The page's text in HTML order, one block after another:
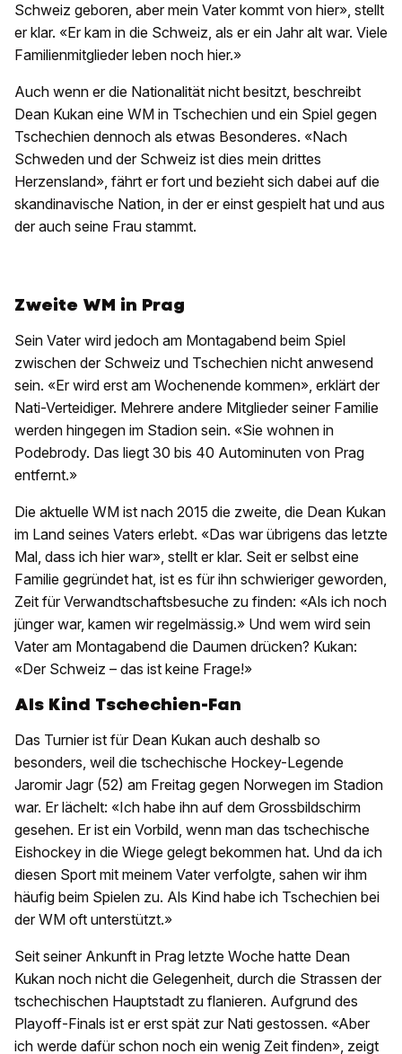
Schweiz geboren, aber mein Vater kommt von hier», stellt
er klar. «Er kam in die Schweiz, als er ein Jahr alt war. Viele
Familienmitglieder leben noch hier.»
Auch wenn er die Nationalität nicht besitzt, beschreibt
Dean Kukan eine WM in Tschechien und ein Spiel gegen
Tschechien dennoch als etwas Besonderes. «Nach
Schweden und der Schweiz ist dies mein drittes
Herzensland», fährt er fort und bezieht sich dabei auf die
skandinavische Nation, in der er einst gespielt hat und aus
der auch seine Frau stammt.
Zweite WM in Prag
Sein Vater wird jedoch am Montagabend beim Spiel
zwischen der Schweiz und Tschechien nicht anwesend
sein. «Er wird erst am Wochenende kommen», erklärt der
Nati-Verteidiger. Mehrere andere Mitglieder seiner Familie
werden hingegen im Stadion sein. «Sie wohnen in
Podebrody. Das liegt 30 bis 40 Autominuten von Prag
entfernt.»
Die aktuelle WM ist nach 2015 die zweite, die Dean Kukan
im Land seines Vaters erlebt. «Das war übrigens das letzte
Mal, dass ich hier war», stellt er klar. Seit er selbst eine
Familie gegründet hat, ist es für ihn schwieriger geworden,
Zeit für Verwandtschaftsbesuche zu finden: «Als ich noch
jünger war, kamen wir regelmässig.» Und wem wird sein
Vater am Montagabend die Daumen drücken? Kukan:
«Der Schweiz – das ist keine Frage!»
Als Kind Tschechien-Fan
Das Turnier ist für Dean Kukan auch deshalb so
besonders, weil die tschechische Hockey-Legende
Jaromir Jagr (52) am Freitag gegen Norwegen im Stadion
war. Er lächelt: «Ich habe ihn auf dem Grossbildschirm
gesehen. Er ist ein Vorbild, wenn man das tschechische
Eishockey in die Wiege gelegt bekommen hat. Und da ich
diesen Sport mit meinem Vater verfolgte, sahen wir ihm
häufig beim Spielen zu. Als Kind habe ich Tschechien bei
der WM oft unterstützt.»
Seit seiner Ankunft in Prag letzte Woche hatte Dean
Kukan noch nicht die Gelegenheit, durch die Strassen der
tschechischen Hauptstadt zu flanieren. Aufgrund des
Playoff-Finals ist er erst spät zur Nati gestossen. «Aber
ich werde dafür schon noch ein wenig Zeit finden», zeigt